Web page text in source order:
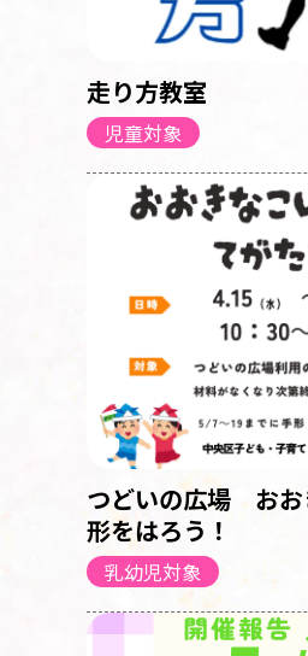
走り方教室
児童対象
つどいの広場 おお
形をはろう！
乳幼児対象